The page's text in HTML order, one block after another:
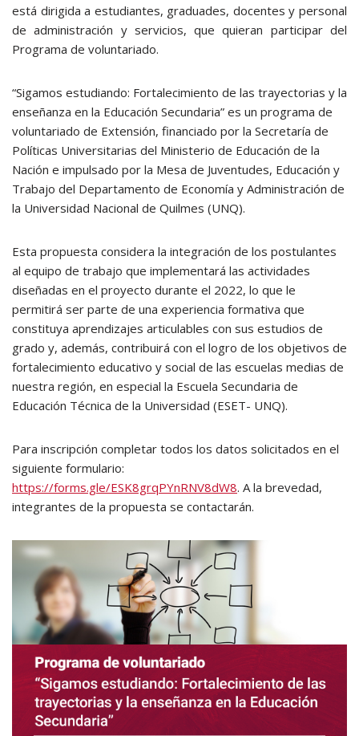
está dirigida a estudiantes, graduades, docentes y personal
de administración y servicios, que quieran participar del
Programa de voluntariado.
“Sigamos estudiando: Fortalecimiento de las trayectorias y la
enseñanza en la Educación Secundaria” es un programa de
voluntariado de Extensión, financiado por la Secretaría de
Políticas Universitarias del Ministerio de Educación de la
Nación e impulsado por la Mesa de Juventudes, Educación y
Trabajo del Departamento de Economía y Administración de
la Universidad Nacional de Quilmes (UNQ).
Esta propuesta considera la integración de los postulantes
al equipo de trabajo que implementará las actividades
diseñadas en el proyecto durante el 2022, lo que le
permitirá ser parte de una experiencia formativa que
constituya aprendizajes articulables con sus estudios de
grado y, además, contribuirá con el logro de los objetivos de
fortalecimiento educativo y social de las escuelas medias de
nuestra región, en especial la Escuela Secundaria de
Educación Técnica de la Universidad (ESET- UNQ).
Para inscripción completar todos los datos solicitados en el
siguiente formulario:
https://forms.gle/ESK8grqPYnRNV8dW8. A la brevedad,
integrantes de la propuesta se contactarán.